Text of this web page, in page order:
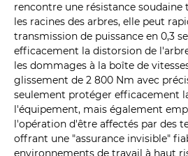
rencontre une résistance soudaine
les racines des arbres, elle peut
transmission de puissance en 0,3
efficacement la distorsion de
les dommages à la boîte de
glissement de 2 800 Nm avec
seulement protéger efficacement
l'équipement, mais également
l'opération d'être affectés par des
offrant une "assurance invisible"
environnements de travail à haut